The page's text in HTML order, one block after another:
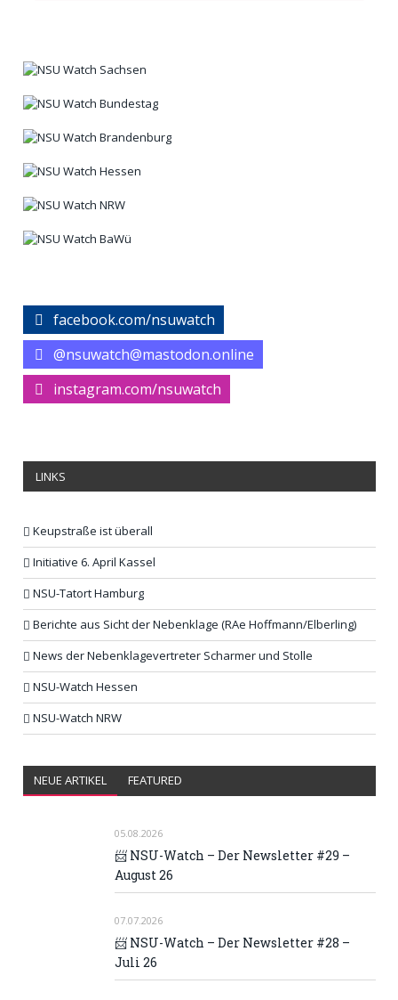
facebook.com/nsuwatch
@nsuwatch@mastodon.online
instagram.com/nsuwatch
LINKS
Keupstraße ist überall
Initiative 6. April Kassel
NSU-Tatort Hamburg
Berichte aus Sicht der Nebenklage (RAe Hoffmann/Elberling)
News der Nebenklagevertreter Scharmer und Stolle
NSU-Watch Hessen
NSU-Watch NRW
NEUE ARTIKEL FEATURED
05.08.2026
📨 NSU-Watch – Der Newsletter #29 –
August 26
07.07.2026
📨 NSU-Watch – Der Newsletter #28 –
Juli 26